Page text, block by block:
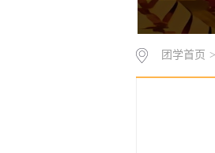
团学首页 >